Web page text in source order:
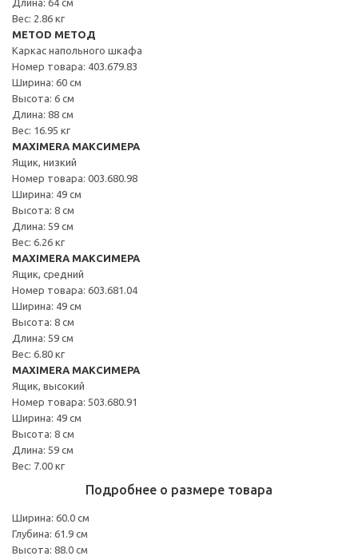
Вес: 2.86 кг
METOD МЕТОД
Каркас напольного шкафа
Номер товара: 403.679.83
Ширина: 60 см
Высота: 6 см
Длина: 88 см
Вес: 16.95 кг
MAXIMERA МАКСИМЕРА
Ящик, низкий
Номер товара: 003.680.98
Ширина: 49 см
Высота: 8 см
Длина: 59 см
Вес: 6.26 кг
MAXIMERA МАКСИМЕРА
Ящик, средний
Номер товара: 603.681.04
Ширина: 49 см
Высота: 8 см
Длина: 59 см
Вес: 6.80 кг
MAXIMERA МАКСИМЕРА
Ящик, высокий
Номер товара: 503.680.91
Ширина: 49 см
Высота: 8 см
Длина: 59 см
Вес: 7.00 кг
Подробнее о размере товара
Ширина: 60.0 см
Глубина: 61.9 см
Высота: 88.0 см